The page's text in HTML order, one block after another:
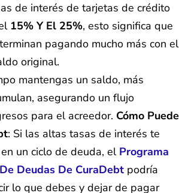
de interés de tarjetas de crédito
15% Y El 25%, esto significa que
pagando mucho más con el
original.
mantengas un saldo, más
asegurando un flujo
para el acreedor. Cómo Puede
: Si las altas tasas de interés te
un ciclo de deuda, el Programa
Deudas De CuraDebt podría
lo que debes y dejar de pagar